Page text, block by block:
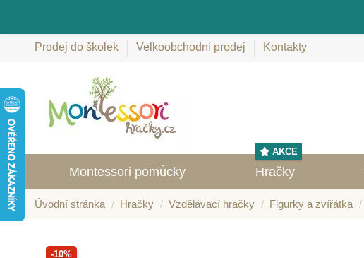
Prodej do školek Velkoobchodní prodej Kontakty
Montessori pomůcky Hračky
AKCE
Úvodní stránka Hračky Vzdělávací hračky Figurky a zvířátka
-10%